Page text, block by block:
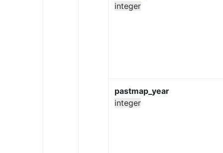
integer
pastmap_year
integer